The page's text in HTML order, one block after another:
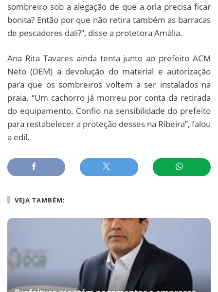
sombreiro sob a alegação de que a orla precisa ficar
bonita? Então por que não retira também as barracas
de pescadores dali?”, disse a protetora Amália.
Ana Rita Tavares ainda tenta junto ao prefeito ACM
Neto (DEM) a devolução do material e autorização
para que os sombreiros voltem a ser instalados na
praia. “Um cachorro já morreu por conta da retirada
do equipamento. Confio na sensibilidade do prefeito
para restabelecer a proteção desses na Ribeira”, falou
a edil.
VEJA TAMBÉM: